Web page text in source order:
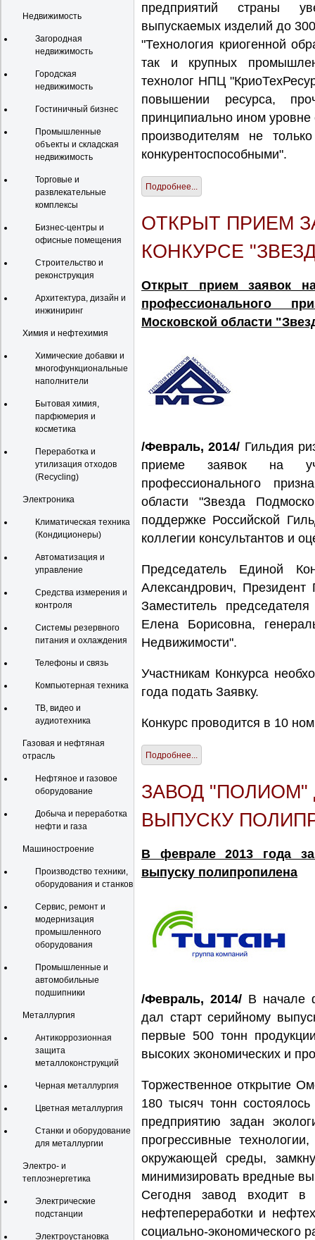
Недвижимость
Загородная
недвижимость
Городская
недвижимость
Гостиничный бизнес
Промышленные
объекты и складская
недвижимость
Торговые и
развлекательные
комплексы
Бизнес-центры и
офисные помещения
Строительство и
реконструкция
Архитектура, дизайн и
инжиниринг
Химия и нефтехимия
Химические добавки и
многофункциональные
наполнители
Бытовая химия,
парфюмерия и
косметика
Переработка и
утилизация отходов
(Recycling)
Электроника
Климатическая техника
(Кондиционеры)
Автоматизация и
управление
Средства измерения и
контроля
Системы резервного
питания и охлаждения
Телефоны и связь
Компьютерная техника
ТВ, видео и
аудиотехника
Газовая и нефтяная
отрасль
Нефтяное и газовое
оборудование
Добыча и переработка
нефти и газа
Машиностроение
Производство техники,
оборудования и станков
Сервис, ремонт и
модернизация
промышленного
оборудования
Промышленные и
автомобильные
подшипники
Металлургия
Антикоррозионная
защита
металлоконструкций
Черная металлургия
Цветная металлургия
Станки и оборудование
для металлургии
Электро- и
теплоэнергетика
Электрические
подстанции
Электроустановка
предприятий страны
выпускаемых изделий до
"Технология криогенной
так и крупных
технолог НПЦ
повышении ресурса,
принципиально ином уровне
производителям не
конкурентоспособными".
Подробнее...
ОТКРЫТ ПРИЕМ
КОНКУРСЕ
Открыт прием заявок
профессионального
Московской области
/Февраль, 2014/ Гильдия
приеме заявок на
профессионального
области "Звезда
поддержке Российской
коллегии консультантов и
Председатель Единой
Александрович, Президент
Заместитель
Елена Борисовна,
Недвижимости".
Участникам Конкурса
года подать Заявку.
Конкурс проводится в 10
Подробнее...
ЗАВОД
ВЫПУСКУ
В феврале 2013 года
выпуску полипропилена
/Февраль, 2014/ В начале
дал старт серийному
первые 500 тонн
высоких экономических и
Торжественное открытие
180 тысяч тонн
предприятию задан
прогрессивные
окружающей среды,
минимизировать вредные
Сегодня завод входит в
нефтепереработки и
социально-экономического